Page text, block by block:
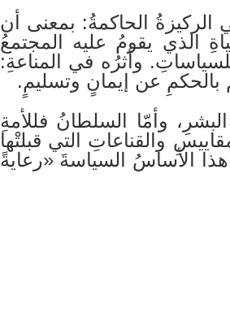
الركيزةُ الحاكمةُ: بمعنى أن
الذي يقومُ عليه المجتمعُ
وأثرُه في المناعةِ:
بالحكمِ عن إيمانٍ وتسليمٍ.
وأمّا السلطانُ فللأمةِ
والقناعاتِ التي قبلتْها
الأساسُ السياسةَ «رعايةً